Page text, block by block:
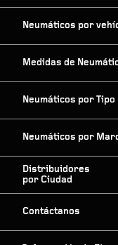
Neumáticos por
Medidas de
Neumáticos por Tipo
Neumáticos por
Distribuidores
por Ciudad
Contáctanos